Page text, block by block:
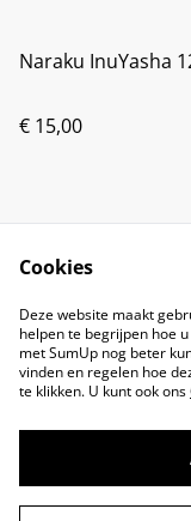
Naraku InuYasha
€ 15,00
©2026Brandsma
Cookies
Deze website maakt
helpen te begrijpen hoe
met SumUp nog beter
vinden en regelen hoe
te klikken. U kunt ook ons